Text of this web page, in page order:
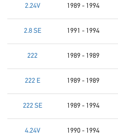
2.24V 1989 - 1994
2.8 SE 1991 - 1994
222 1989 - 1989
222 E 1989 - 1989
222 SE 1989 - 1994
4.24V 1990 - 1994